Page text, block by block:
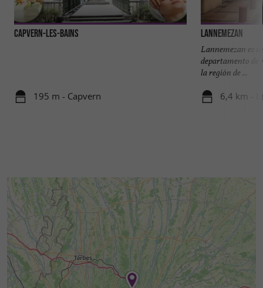
Capvern-les-Bains
195 m - Capvern
Lannemezan
Lannemezan es
departamento de
la región de ...
6,4 km -